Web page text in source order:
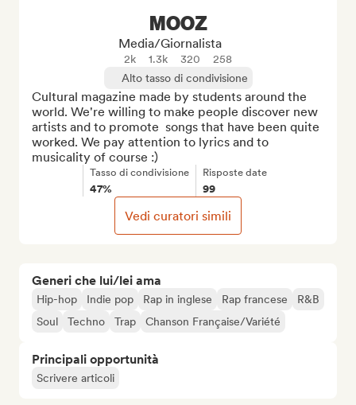
Generi che lui/lei ama
Hip-hop Indie pop Rap in inglese Rap francese
R&B
Soul
Techno Trap Chanson Française/Variété
Principali opportunità
Scrivere articoli
MOOZ
Media/Giornalista
2k 1.3k 320
258
Alto tasso di condivisione
Cultural magazine made by students around the
world. We're willing to make people discover new
artists and to promote  songs that have been quite
worked. We pay attention to lyrics and to
musicality of course :)
Tasso di condivisione
47%
Risposte date
99
Vedi curatori simili